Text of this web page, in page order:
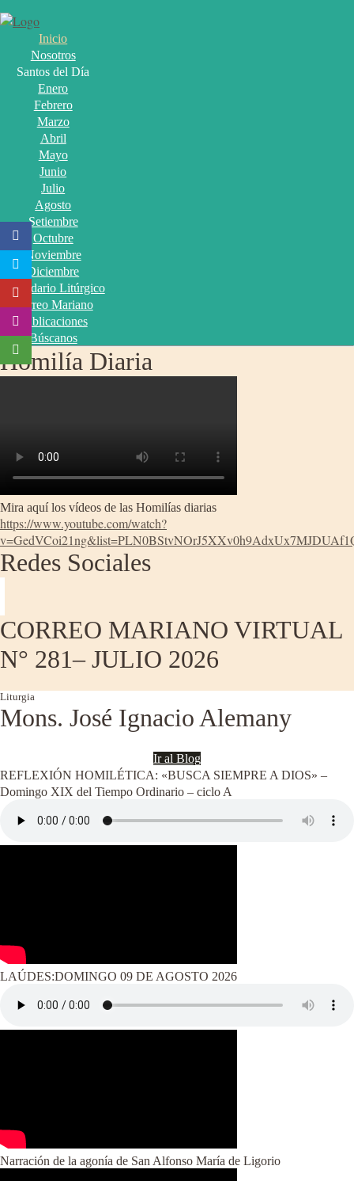
Inicio
Nosotros
Santos del Día
Enero
Febrero
Marzo
Abril
Mayo
Junio
Julio
Agosto
Setiembre
Octubre
Noviembre
Diciembre
Calendario Litúrgico
Correo Mariano
Publicaciones
Búscanos
Homilía Diaria
Mira aquí los vídeos de las Homilías diarias
https://www.youtube.com/watch?
Redes Sociales
CORREO MARIANO VIRTUAL
N° 281– JULIO 2026
Liturgia
Mons. José Ignacio Alemany
Ir al Blog
REFLEXIÓN HOMILÉTICA: «BUSCA SIEMPRE A DIOS» –
Domingo XIX del Tiempo Ordinario – ciclo A
LAÚDES:DOMINGO 09 DE AGOSTO 2026
Narración de la agonía de San Alfonso María de Ligorio